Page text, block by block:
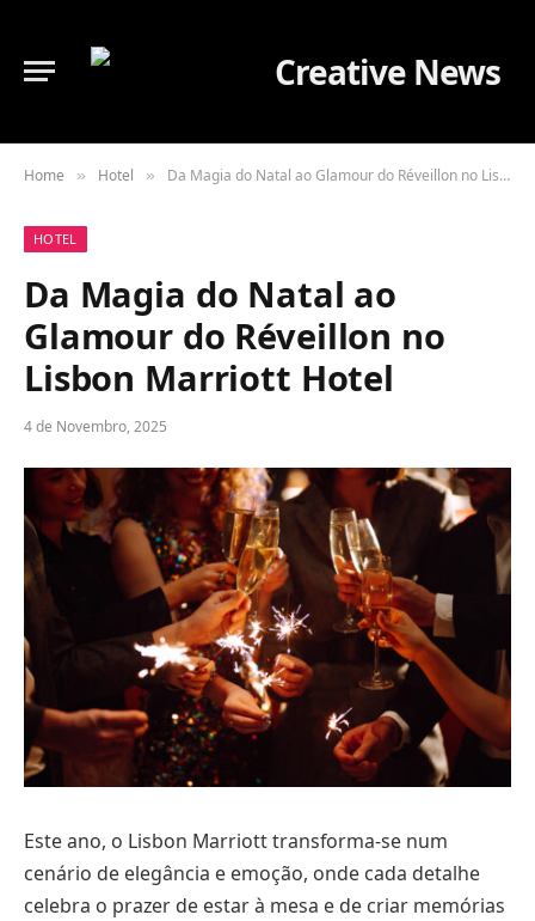
Home » Hotel » Da Magia do Natal ao Glamour do Réveillon no Lisbon Marriott Hotel
HOTEL
Da Magia do Natal ao
Glamour do Réveillon no
Lisbon Marriott Hotel
4 de Novembro, 2025
Este ano, o Lisbon Marriott transforma-se num
cenário de elegância e emoção, onde cada detalhe
celebra o prazer de estar à mesa e de criar memórias